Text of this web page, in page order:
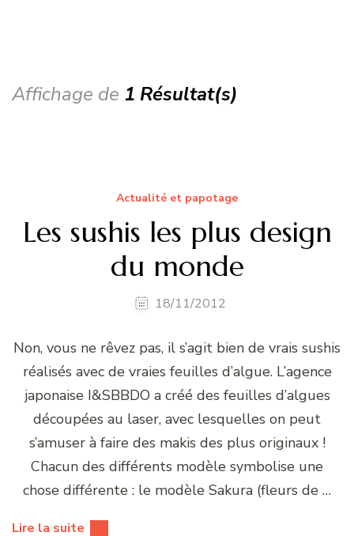
Affichage de 1 Résultat(s)
Actualité et papotage
Les sushis les plus design
du monde
18/11/2012
Non, vous ne rêvez pas, il s’agit bien de vrais sushis
réalisés avec de vraies feuilles d’algue. L’agence
japonaise I&SBBDO a créé des feuilles d’algues
découpées au laser, avec lesquelles on peut
s’amuser à faire des makis des plus originaux !
Chacun des différents modèle symbolise une
chose différente : le modèle Sakura (fleurs de …
Lire la suite